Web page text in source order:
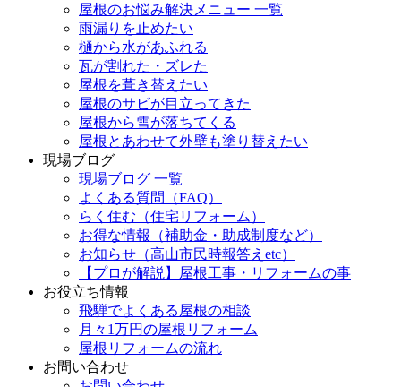
屋根のお悩み解決メニュー 一覧
雨漏りを止めたい
樋から水があふれる
瓦が割れた・ズレた
屋根を葺き替えたい
屋根のサビが目立ってきた
屋根から雪が落ちてくる
屋根とあわせて外壁も塗り替えたい
現場ブログ
現場ブログ 一覧
よくある質問（FAQ）
らく住む（住宅リフォーム）
お得な情報（補助金・助成制度など）
お知らせ（高山市民時報答えetc）
【プロが解説】屋根工事・リフォームの事
お役立ち情報
飛騨でよくある屋根の相談
月々1万円の屋根リフォーム
屋根リフォームの流れ
お問い合わせ